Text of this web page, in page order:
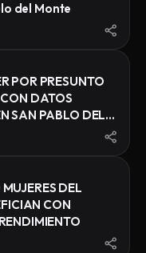
POR PRESUNTO
DATOS
SAN PABLO DEL
DEL
CON